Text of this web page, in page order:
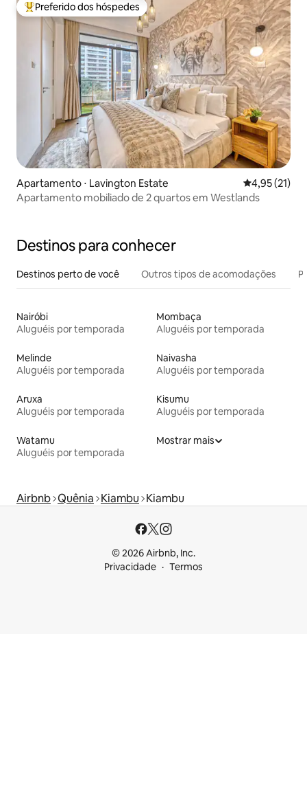
Entre os melhores preferidos dos hóspedes
Preferido dos hóspedes
Apartamento ⋅ Lavington Estate 4,95 de uma
4,95 (21)
Apartamento mobiliado de 2 quartos em Westlands
Destinos para conhecer
Destinos perto de você Outros tipos de acomodações
Nairóbi
Aluguéis por temporada
Mombaça
Aluguéis por temporada
Melinde
Aluguéis por temporada
Naivasha
Aluguéis por temporada
Aruxa
Aluguéis por temporada
Kisumu
Aluguéis por temporada
Watamu
Aluguéis por temporada
Mostrar mais
Airbnb Quênia Kiambu Kiambu
© 2026 Airbnb, Inc.
Privacidade
Termos